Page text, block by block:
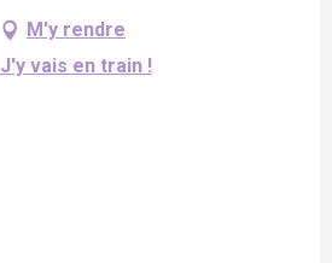
M'y rendre
J'y vais en train !